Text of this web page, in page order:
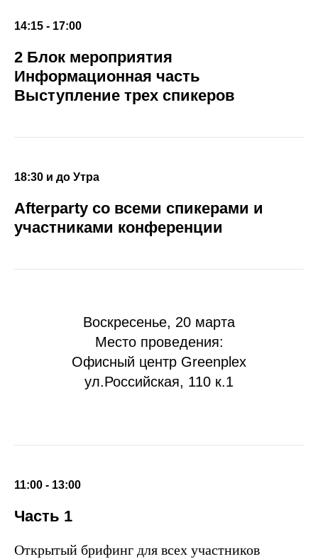
14:15 - 17:00
2 Блок мероприятия
Информационная часть
Выступление трех спикеров
18:30 и до Утра
Afterparty со всеми спикерами и
участниками конференции
Воскресенье, 20 марта
Место проведения:
Офисный центр Greenplex
ул.Российская, 110 к.1
11:00 - 13:00
Часть 1
Открытый брифинг для всех участников